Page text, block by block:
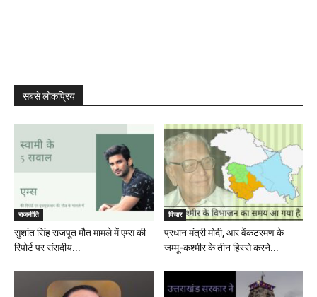
सबसे लोकप्रिय
राजनीति
सुशांत सिंह राजपूत मौत मामले में एम्स की
रिपोर्ट पर संसदीय...
विचार
प्रधान मंत्री मोदी, आर वेंकटरमण के
जम्मू-कश्मीर के तीन हिस्से करने...